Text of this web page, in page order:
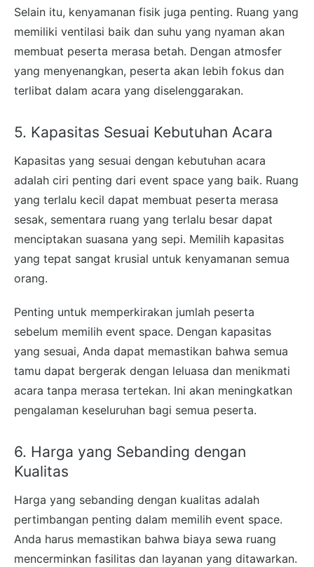
Selain itu, kenyamanan fisik juga penting. Ruang yang
memiliki ventilasi baik dan suhu yang nyaman akan
membuat peserta merasa betah. Dengan atmosfer
yang menyenangkan, peserta akan lebih fokus dan
terlibat dalam acara yang diselenggarakan.
5. Kapasitas Sesuai Kebutuhan Acara
Kapasitas yang sesuai dengan kebutuhan acara
adalah ciri penting dari event space yang baik. Ruang
yang terlalu kecil dapat membuat peserta merasa
sesak, sementara ruang yang terlalu besar dapat
menciptakan suasana yang sepi. Memilih kapasitas
yang tepat sangat krusial untuk kenyamanan semua
orang.
Penting untuk memperkirakan jumlah peserta
sebelum memilih event space. Dengan kapasitas
yang sesuai, Anda dapat memastikan bahwa semua
tamu dapat bergerak dengan leluasa dan menikmati
acara tanpa merasa tertekan. Ini akan meningkatkan
pengalaman keseluruhan bagi semua peserta.
6. Harga yang Sebanding dengan
Kualitas
Harga yang sebanding dengan kualitas adalah
pertimbangan penting dalam memilih event space.
Anda harus memastikan bahwa biaya sewa ruang
mencerminkan fasilitas dan layanan yang ditawarkan.